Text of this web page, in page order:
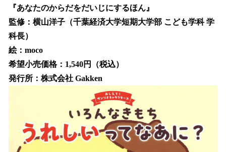
『あなたのからだをだいじにするほん』
監修：横山洋子（千葉経済大学短期大学部 こども学科 学
科長）
絵：moco
希望小売価格：1,540円（税込）
発行所：株式会社 Gakken